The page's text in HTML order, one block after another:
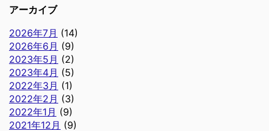
アーカイブ
2026年7月 (14)
2026年6月 (9)
2023年5月 (2)
2023年4月 (5)
2022年3月 (1)
2022年2月 (3)
2022年1月 (9)
2021年12月 (9)